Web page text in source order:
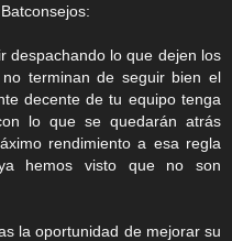
despachando lo que dejen los
terminan de seguir bien el
decente de tu equipo tenga
lo que se quedarán atrás
rendimiento a esa regla
hemos visto que no son
la oportunidad de mejorar su